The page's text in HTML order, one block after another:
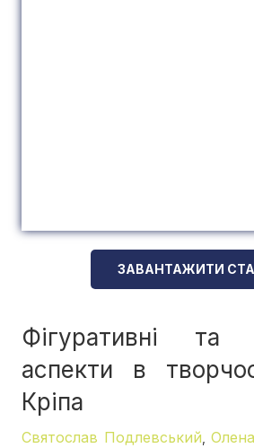
ЗАВАНТАЖИТИ
Фігуративні та
аспекти в
Кріпа
Святослав Подлевський